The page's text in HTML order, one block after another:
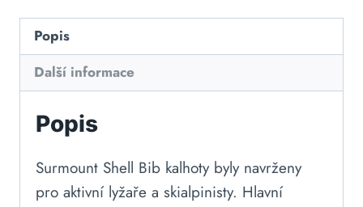
Popis
Další informace
Popis
Surmount Shell Bib kalhoty byly navrženy
pro aktivní lyžaře a skialpinisty. Hlavní